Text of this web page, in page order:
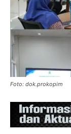
Foto: dok.prokopim